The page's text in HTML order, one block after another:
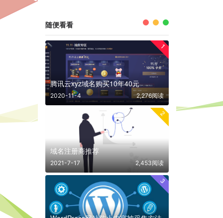
随便看看
1
腾讯云xyz域名购买10年40元
2020-11-4 2,276阅读
2
域名注册商推荐
2021-7-17 2,453阅读
3